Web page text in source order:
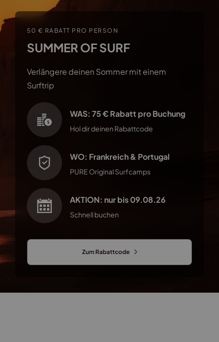
50 € RABATT PRO PERSON
SUMMER OF SURF
Verlängere deinen Sommer mit einem
Surftrip
WAS: 75 € Rabatt pro Buchung
Hol dir deinen Rabattcode
WO: Frankreich & Portugal
PURE Original Surfcamps
AKTION: nur bis 09.08.26
Schnell buchen
Zum Rabattcode